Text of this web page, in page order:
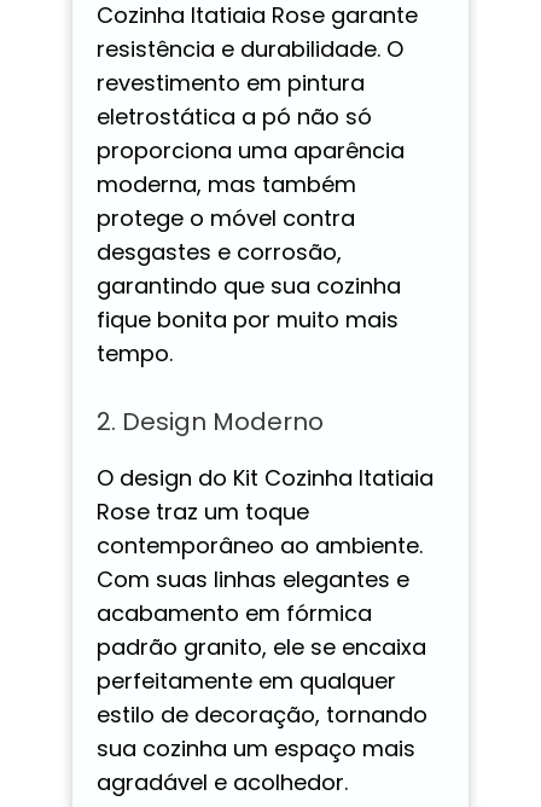
Cozinha Itatiaia Rose garante
resistência e durabilidade. O
revestimento em pintura
eletrostática a pó não só
proporciona uma aparência
moderna, mas também
protege o móvel contra
desgastes e corrosão,
garantindo que sua cozinha
fique bonita por muito mais
tempo.
2. Design Moderno
O design do Kit Cozinha Itatiaia
Rose traz um toque
contemporâneo ao ambiente.
Com suas linhas elegantes e
acabamento em fórmica
padrão granito, ele se encaixa
perfeitamente em qualquer
estilo de decoração, tornando
sua cozinha um espaço mais
agradável e acolhedor.